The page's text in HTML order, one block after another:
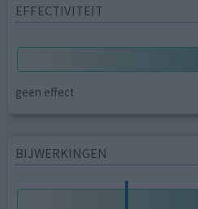
EFFECTIVITEIT
geen effect
BIJWERKINGEN